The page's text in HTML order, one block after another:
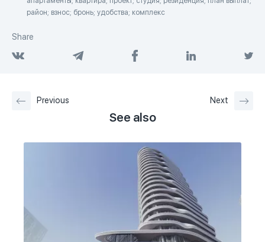
район; взнос; бронь; удобства; комплекс
Share
Previous Next
See also